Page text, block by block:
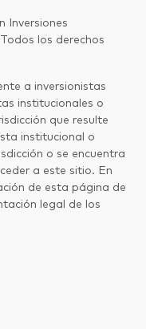
Inversiones
los derechos
a inversionistas
institucionales o
que resulte
institucional o
o se encuentra
a este sitio. En
de esta página de
legal de los